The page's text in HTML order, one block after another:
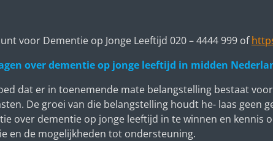
voor Dementie op Jonge Leeftijd 020–4444 999 of
over dementie op jonge leeftijd in midden
dat er in toenemende mate belangstelling bestaat
De groei van die belangstelling houdt he- laas geen
over dementie op jonge leeftijd in te winnen en kennis
en de mogelijkheden tot ondersteuning.